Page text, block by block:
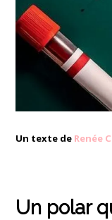
Un texte de Renée
Un polar